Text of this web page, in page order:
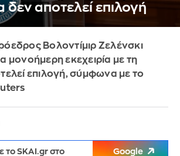
δεν αποτελεί επιλογή
Βολοντίμιρ Ζελένσκι
μονοήμερη εκεχειρία με τη
επιλογή, σύμφωνα με το
το SKAI.gr στο Google